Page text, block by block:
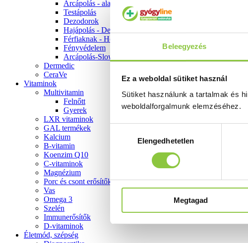
Beleegyezés
Ez a weboldal sütiket használ
Sütiket használunk a tartalmak és
weboldalforgalmunk elemzéséhez.
kiválasztásaElengedhetetlen
Megtagad
Arcápolás - alapozók
Testápolás
Dezodorok
Hajápolás - Dercos
Férfiaknak - Homme
Fényvédelem
Arcápolás-Slow Age
Dermedic
CeraVe
Vitaminok
Multivitamin
Felnőtt
Gyerek
LXR vitaminok
GAL termékek
Kalcium
B-vitamin
Koenzim Q10
C-vitaminok
Magnézium
Porc és csont erősítők
Vas
Omega 3
Szelén
Immunerősítők
D-vitaminok
Életmód, szépség